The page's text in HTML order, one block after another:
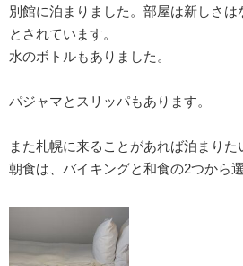
別館に泊まりました。部屋は新しさ
とされています。
水のボトルもありました。
パジャマとスリッパもあります。
また札幌に来ることがあれば泊まりた
朝食は、バイキングと和食の2つから